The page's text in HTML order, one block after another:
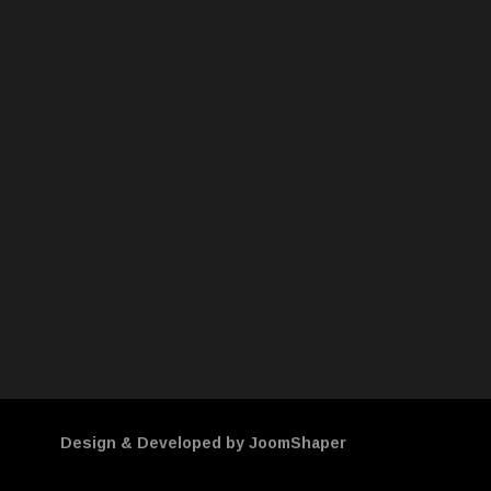
Design & Developed by JoomShaper